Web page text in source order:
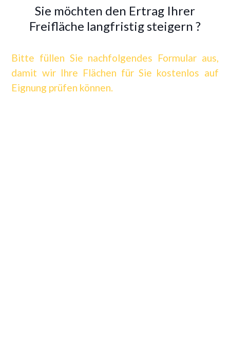
Sie möchten den Ertrag Ihrer
Freifläche langfristig steigern ?
Bitte füllen Sie nachfolgendes Formular aus,
damit wir Ihre Flächen für Sie kostenlos auf
Eignung prüfen können.